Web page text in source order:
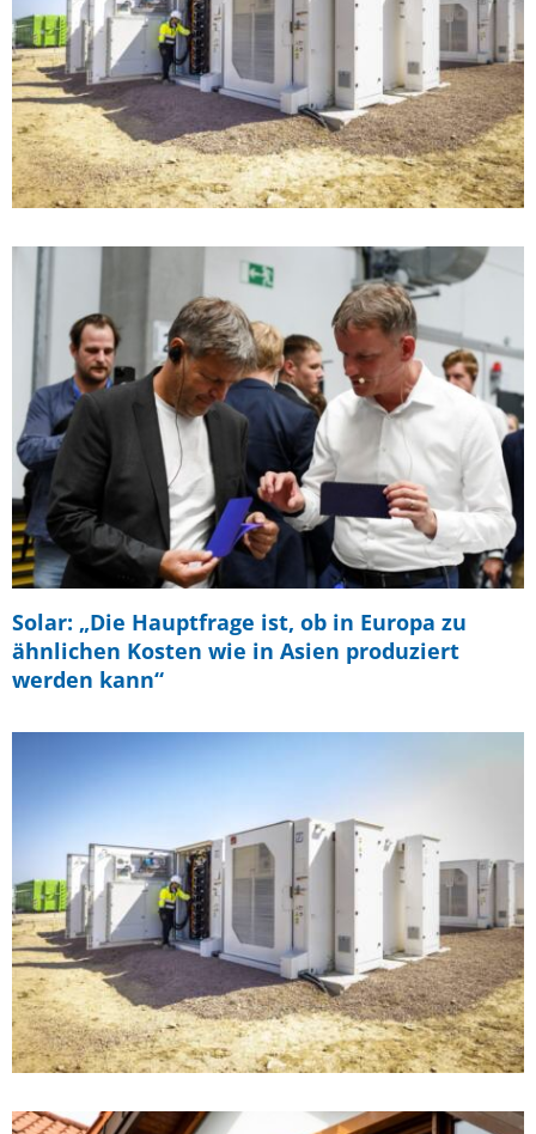
Solar: „Die Hauptfrage ist, ob in Europa zu
ähnlichen Kosten wie in Asien produziert
werden kann“